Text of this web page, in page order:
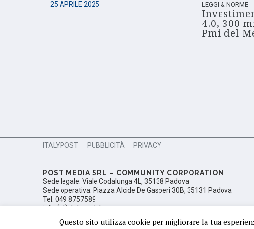
25 APRILE 2025 LEGGI & NORME
4.0, 300
Pmi del
ITALYPOST PUBBLICITÀ PRIVACY
POST MEDIA SRL – COMMUNITY CORPORATION
Sede legale: Viale Codalunga 4L, 35138 Padova
Sede operativa: Piazza Alcide De Gasperi 30B, 35131 Padova
Tel. 049 8757589
info (at) italypost.it
Questo sito utilizza cookie per migliorare la tua